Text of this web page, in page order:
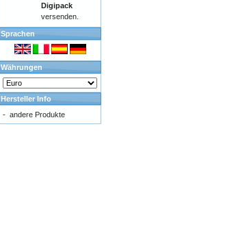
Digipack
versenden.
Sprachen
Währungen
Hersteller Info
- andere Produkte